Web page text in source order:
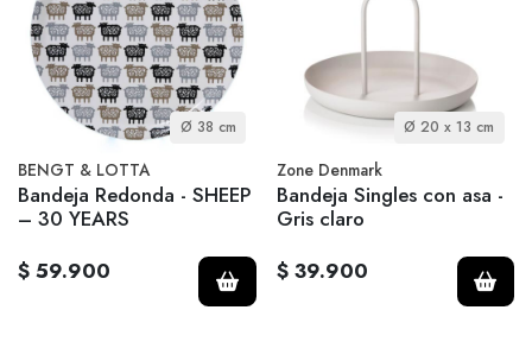
Ø 38 cm
BENGT & LOTTA
Bandeja Redonda - SHEEP
– 30 YEARS
$ 59.900
Ø 20 x 13 cm
Zone Denmark
Bandeja Singles con asa -
Gris claro
$ 39.900